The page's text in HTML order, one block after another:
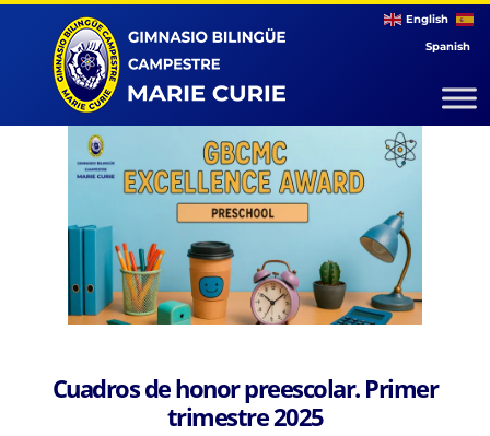
English
Spanish
Cuadros de honor preescolar. Primer
trimestre 2025